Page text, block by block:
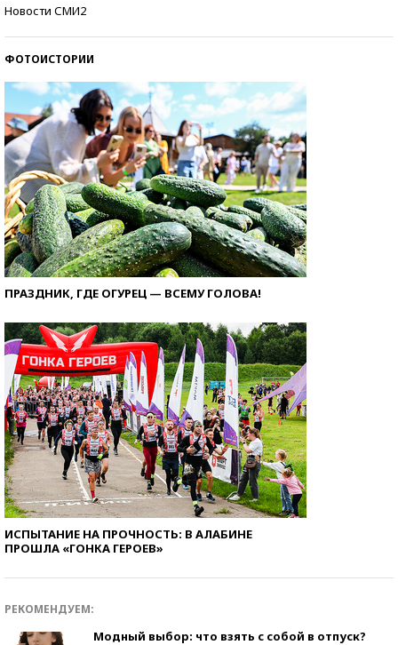
Новости СМИ2
ФОТОИСТОРИИ
ПРАЗДНИК, ГДЕ ОГУРЕЦ — ВСЕМУ ГОЛОВА!
ИСПЫТАНИЕ НА ПРОЧНОСТЬ: В АЛАБИНЕ
ПРОШЛА «ГОНКА ГЕРОЕВ»
РЕКОМЕНДУЕМ:
Модный выбор: что взять с собой в отпуск?